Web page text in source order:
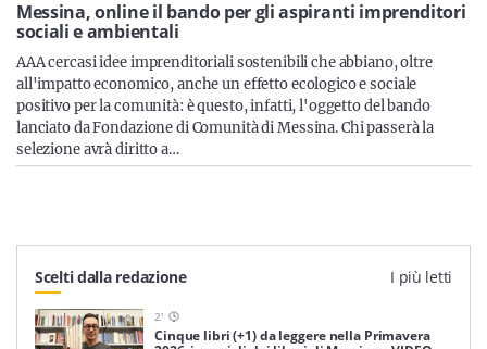
Servizi
Messina, online il bando per gli aspiranti imprenditori
sociali e ambientali
AAA cercasi idee imprenditoriali sostenibili che abbiano, oltre
all'impatto economico, anche un effetto ecologico e sociale
positivo per la comunità: è questo, infatti, l'oggetto del bando
lanciato da Fondazione di Comunità di Messina. Chi passerà la
selezione avrà diritto a…
Scelti dalla redazione I più letti
2'
Cinque libri (+1) da leggere nella Primavera